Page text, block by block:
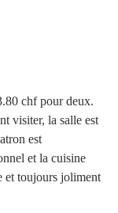
chf pour deux.
visiter, la salle est
est
et la cuisine
et toujours joliment